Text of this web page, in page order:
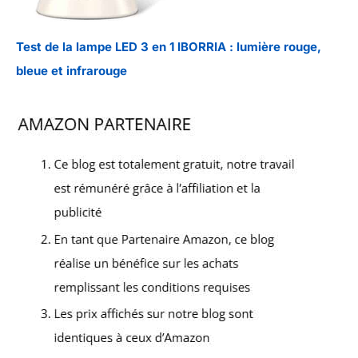
Test de la lampe LED 3 en 1 IBORRIA : lumière rouge,
bleue et infrarouge